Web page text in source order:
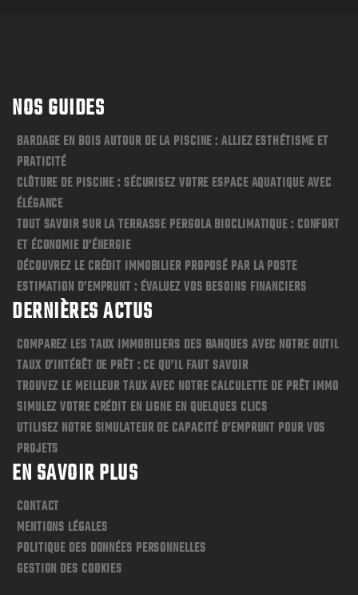
NOS GUIDES
BARDAGE EN BOIS AUTOUR DE LA PISCINE : ALLIEZ ESTHÉTISME ET
PRATICITÉ
CLÔTURE DE PISCINE : SÉCURISEZ VOTRE ESPACE AQUATIQUE AVEC
ÉLÉGANCE
TOUT SAVOIR SUR LA TERRASSE PERGOLA BIOCLIMATIQUE : CONFORT
ET ÉCONOMIE D’ÉNERGIE
DÉCOUVREZ LE CRÉDIT IMMOBILIER PROPOSÉ PAR LA POSTE
ESTIMATION D’EMPRUNT : ÉVALUEZ VOS BESOINS FINANCIERS
DERNIÈRES ACTUS
COMPAREZ LES TAUX IMMOBILIERS DES BANQUES AVEC NOTRE OUTIL
TAUX D’INTÉRÊT DE PRÊT : CE QU’IL FAUT SAVOIR
TROUVEZ LE MEILLEUR TAUX AVEC NOTRE CALCULETTE DE PRÊT IMMO
SIMULEZ VOTRE CRÉDIT EN LIGNE EN QUELQUES CLICS
UTILISEZ NOTRE SIMULATEUR DE CAPACITÉ D’EMPRUNT POUR VOS
PROJETS
EN SAVOIR PLUS
CONTACT
MENTIONS LÉGALES
POLITIQUE DES DONNÉES PERSONNELLES
GESTION DES COOKIES